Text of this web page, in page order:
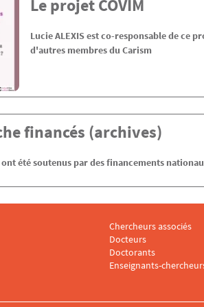
Le projet COVIM
Lucie ALEXIS est co-responsable de ce
d'autres membres du Carism
financés (archives)
été soutenus par des financements
Menu footer CARISM 2
Chercheurs associés
Docteurs
Doctorants
Enseignants-